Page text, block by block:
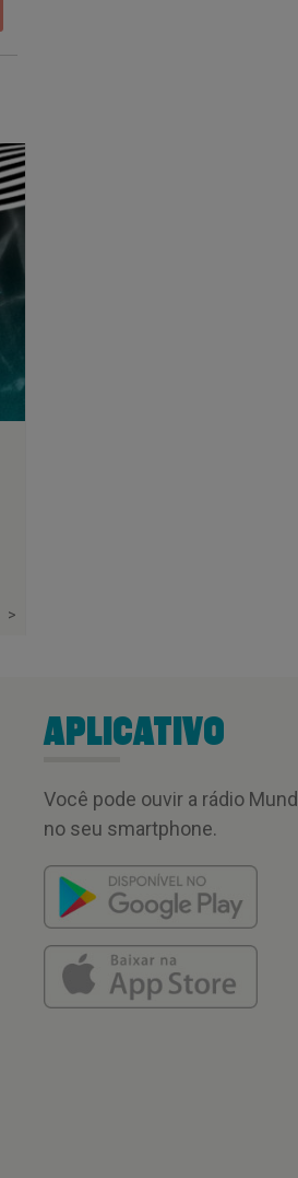
>
APLICATIVO
Você pode ouvir a rádio
no seu smartphone.